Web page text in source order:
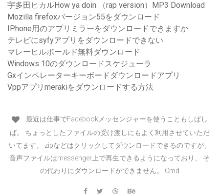
宇多田ヒカルHow ya doin （rap version）MP3 Download
Mozilla firefoxバージョン55をダウンロード
IPhone用のアプリミラーをダウンロードできますか
テレビにsyfyアプリをダウンロードできない
マレーヒルボールド無料ダウンロード
Windows 10のダウンロードスケジューラ
Gxインペレーターキーボードダウンロードアプリ
Vppアプリmerakiをダウンロードする方法
最近は仕事でFacebookメッセンジャーを使うこともしばし
ば。 ちょっとしたファイルの受け渡しにもよく利用させていただ
いてます。 zipなどはクリックしてダウンロードできるのですが、
音声ファイルはmessenger上で再生できるようになっており、 そ
の代わりにダウンロードができません。 Cmd